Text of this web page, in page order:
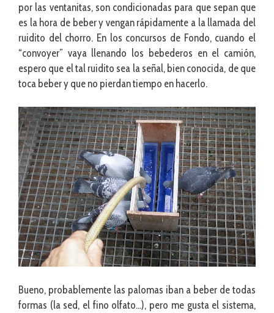
por las ventanitas, son condicionadas para que sepan que
es la hora de beber y vengan rápidamente a la llamada del
ruidito del chorro. En los concursos de Fondo, cuando el
“convoyer” vaya llenando los bebederos en el camión,
espero que el tal ruidito sea la señal, bien conocida, de que
toca beber y que no pierdan tiempo en hacerlo.
Bueno, probablemente las palomas iban a beber de todas
formas (la sed, el fino olfato…), pero me gusta el sistema,